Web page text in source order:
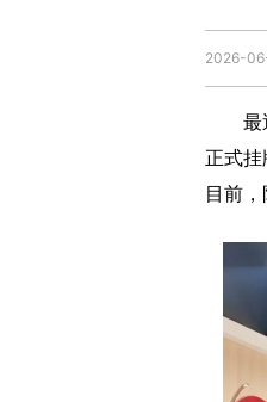
2026-
最近
正式
目前